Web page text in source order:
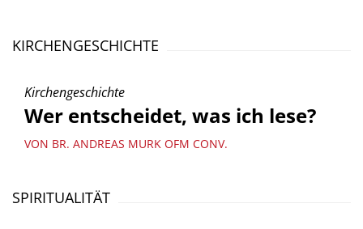
KIRCHENGESCHICHTE
Kirchengeschichte
Wer entscheidet, was ich lese?
VON BR. ANDREAS MURK OFM CONV.
SPIRITUALITÄT